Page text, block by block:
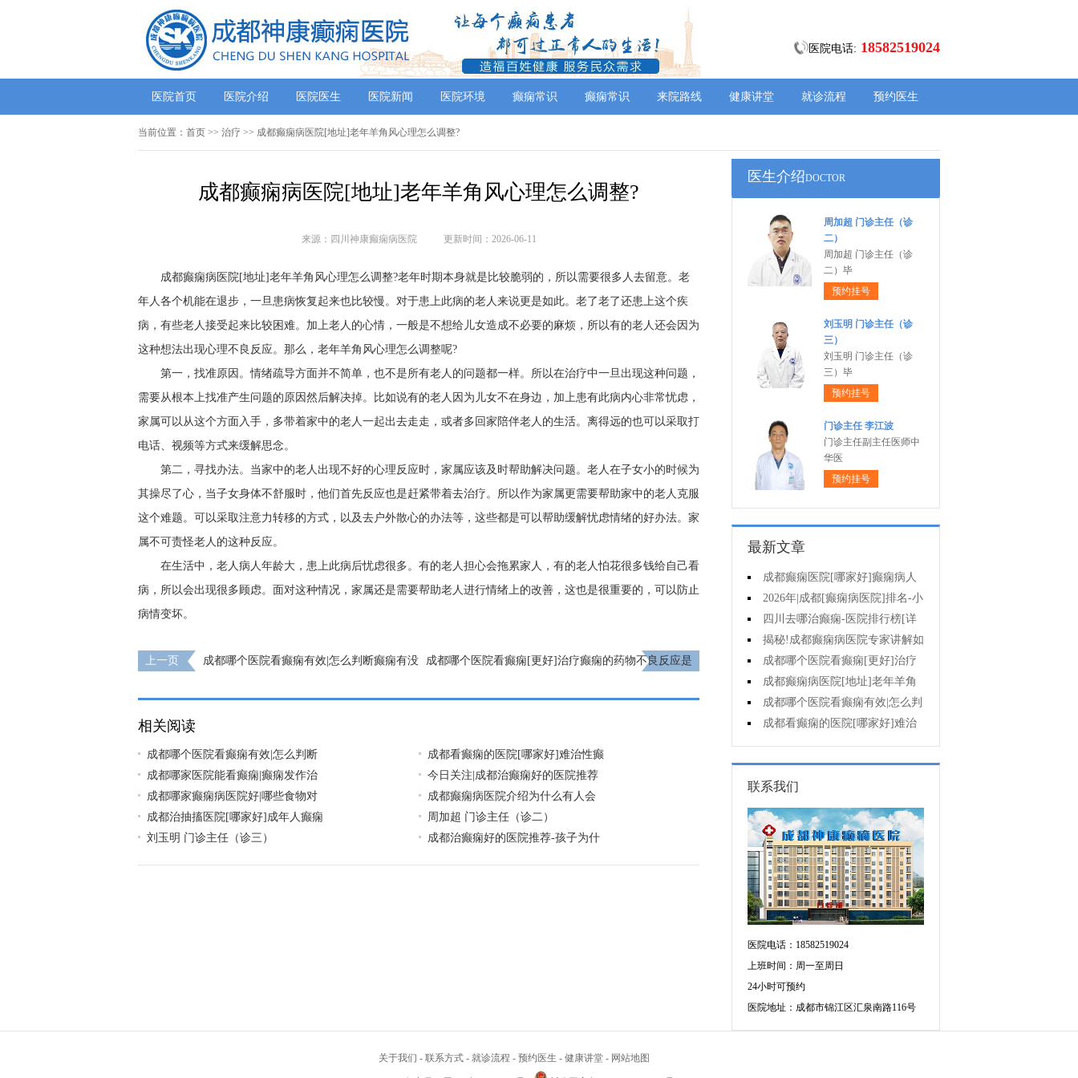
医院电话: 18582519024
医院首页 医院介绍 医院医生 医院新闻 医院环境 癫痫常识 癫痫常识 来院路线 健康讲堂 就诊流程 预约医生
当前位置： 首页 >> 治疗 >> 成都癫痫病医院[地址]老年羊角风心理怎么调整?
成都癫痫病医院[地址]老年羊角风心理怎么调整?
来源：四川神康癫痫病医院 更新时间：2026-06-11
成都癫痫病医院[地址]老年羊角风心理怎么调整?老年时期本身就是比较脆弱的，所以需要很多人去留意。老
年人各个机能在退步，一旦患病恢复起来也比较慢。对于患上此病的老人来说更是如此。老了老了还患上这个疾
病，有些老人接受起来比较困难。加上老人的心情，一般是不想给儿女造成不必要的麻烦，所以有的老人还会因为
这种想法出现心理不良反应。那么，老年羊角风心理怎么调整呢?
第一，找准原因。情绪疏导方面并不简单，也不是所有老人的问题都一样。所以在治疗中一旦出现这种问题，
需要从根本上找准产生问题的原因然后解决掉。比如说有的老人因为儿女不在身边，加上患有此病内心非常忧虑，
家属可以从这个方面入手，多带着家中的老人一起出去走走，或者多回家陪伴老人的生活。离得远的也可以采取打
电话、视频等方式来缓解思念。
第二，寻找办法。当家中的老人出现不好的心理反应时，家属应该及时帮助解决问题。老人在子女小的时候为
其操尽了心，当子女身体不舒服时，他们首先反应也是赶紧带着去治疗。所以作为家属更需要帮助家中的老人克服
这个难题。可以采取注意力转移的方式，以及去户外散心的办法等，这些都是可以帮助缓解忧虑情绪的好办法。家
属不可责怪老人的这种反应。
在生活中，老人病人年龄大，患上此病后忧虑很多。有的老人担心会拖累家人，有的老人怕花很多钱给自己看
病，所以会出现很多顾虑。面对这种情况，家属还是需要帮助老人进行情绪上的改善，这也是很重要的，可以防止
病情变坏。
上一页
成都哪个医院看癫痫有效|怎么判断癫痫有没
成都哪个医院看癫痫[更好]治疗癫痫的药物不良反应是
相关阅读
成都哪个医院看癫痫有效|怎么判断
成都看癫痫的医院[哪家好]难治性癫
成都哪家医院能看癫痫|癫痫发作治
今日关注|成都治癫痫好的医院推荐
成都哪家癫痫病医院好|哪些食物对
成都癫痫病医院介绍为什么有人会
成都治抽搐医院[哪家好]成年人癫痫
周加超 门诊主任（诊二）
刘玉明 门诊主任（诊三）
成都治癫痫好的医院推荐-孩子为什
医生介绍DOCTOR
周加超 门诊主任（诊
二）
周加超 门诊主任（诊
二）毕
预约挂号
刘玉明 门诊主任（诊
三）
刘玉明 门诊主任（诊
三）毕
预约挂号
门诊主任 李江波
门诊主任副主任医师中
华医
预约挂号
最新文章
成都癫痫医院[哪家好]癫痫病人
能活多久?
2026年|成都[癫痫病医院]排名-小
儿癫痫症状是什么?
四川去哪治癫痫-医院排行榜[详
细排名]儿童癫痫治疗要注意什么?
揭秘!成都癫痫病医院专家讲解如
何避免癫痫病的遗传给孩子?
成都哪个医院看癫痫[更好]治疗
癫痫的药物不良反应是什么?
成都癫痫病医院[地址]老年羊角
风心理怎么调整?
成都哪个医院看癫痫有效|怎么判
断癫痫有没有发作?
成都看癫痫的医院[哪家好]难治
性癫痫怎么治疗呢?
联系我们
医院电话：18582519024
上班时间：周一至周日
24小时可预约
医院地址：成都市锦江区汇泉南路116号
关于我们 - 联系方式 - 就诊流程 - 预约医生 - 健康讲堂 - 网站地图